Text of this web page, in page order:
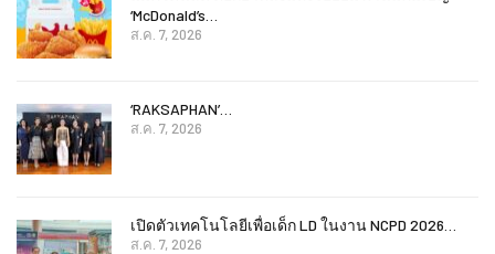
‘McDonald’s…
ส.ค. 7, 2026
‘RAKSAPHAN’…
ส.ค. 7, 2026
เปิดตัวเทคโนโลยีเพื่อเด็ก LD ในงาน NCPD 2026…
ส.ค. 7, 2026